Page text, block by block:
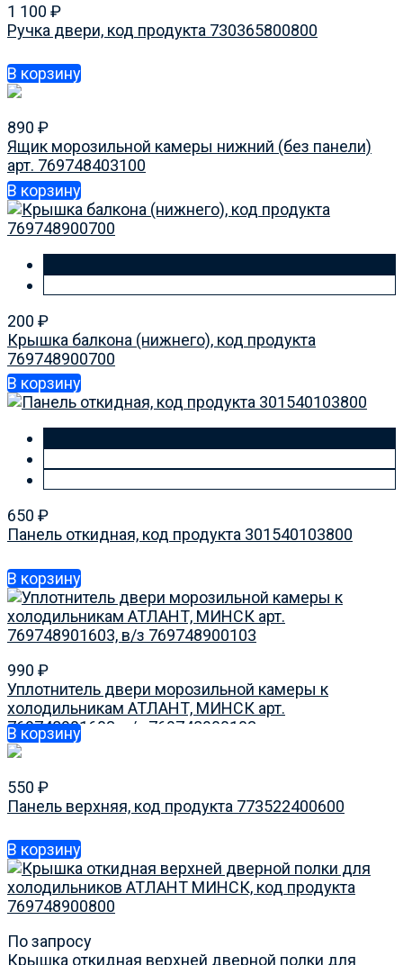
1 100 ₽
Ручка двери, код продукта 730365800800
В корзину
890 ₽
Ящик морозильной камеры нижний (без панели)
арт. 769748403100
В корзину
200 ₽
Крышка балкона (нижнего), код продукта
769748900700
В корзину
650 ₽
Панель откидная, код продукта 301540103800
В корзину
990 ₽
Уплотнитель двери морозильной камеры к
холодильникам АТЛАНТ, МИНСК арт.
769748901603, в/з 769748900103
В корзину
550 ₽
Панель верхняя, код продукта 773522400600
В корзину
По запросу
Крышка откидная верхней дверной полки для